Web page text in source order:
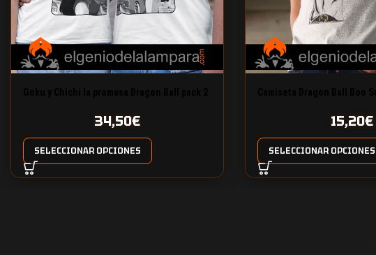
34,50€
SELECCIONAR OPCIONES
15,20€
SELECCIONAR OPCIONES